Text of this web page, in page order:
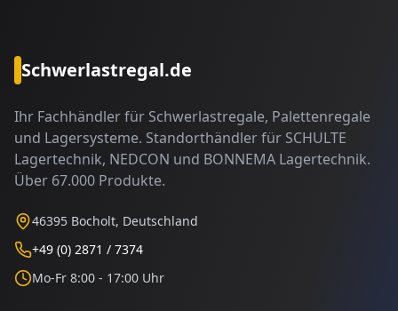
Schwerlastregal.de
Ihr Fachhändler für Schwerlastregale, Palettenregale
und Lagersysteme. Standorthändler für SCHULTE
Lagertechnik, NEDCON und BONNEMA Lagertechnik.
Über 67.000 Produkte.
46395 Bocholt, Deutschland
+49 (0) 2871 / 7374
Mo-Fr 8:00 - 17:00 Uhr